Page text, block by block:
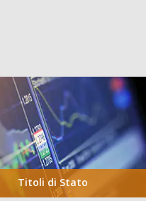
Titoli di Stato